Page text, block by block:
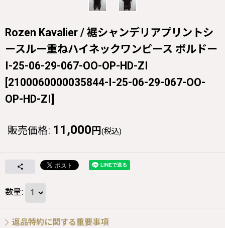
Rozen Kavalier / 裾シャンデリアプリントシ
ースルー重ねハイネックワンピース ボルドー
I-25-06-29-067-OO-OP-HD-ZI
[2100060000035844-I-25-06-29-067-OO-
OP-HD-ZI]
販売価格: 11,000 円 (税込)
数量:
返品特約に関する重要事項